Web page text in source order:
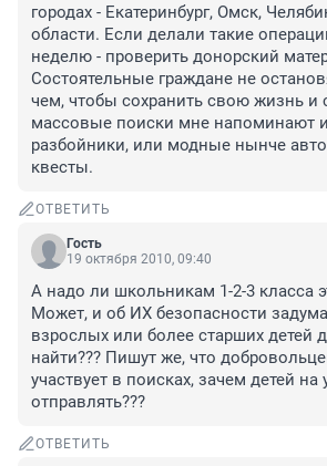
городах - Екатеринбург, Омск,
области. Если делали такие
неделю - проверить донорский
Состоятельные граждане не
чем, чтобы сохранить свою жизнь и
массовые поиски мне напоминают
разбойники, или модные нынче
квесты.
ОТВЕТИТЬ
Гость
19 октября 2010, 09:40
А надо ли школьникам 1-2-3 класса
Может, и об ИХ безопасности
взрослых или более старших детей
найти??? Пишут же, что
участвует в поисках, зачем детей на
отправлять???
ОТВЕТИТЬ